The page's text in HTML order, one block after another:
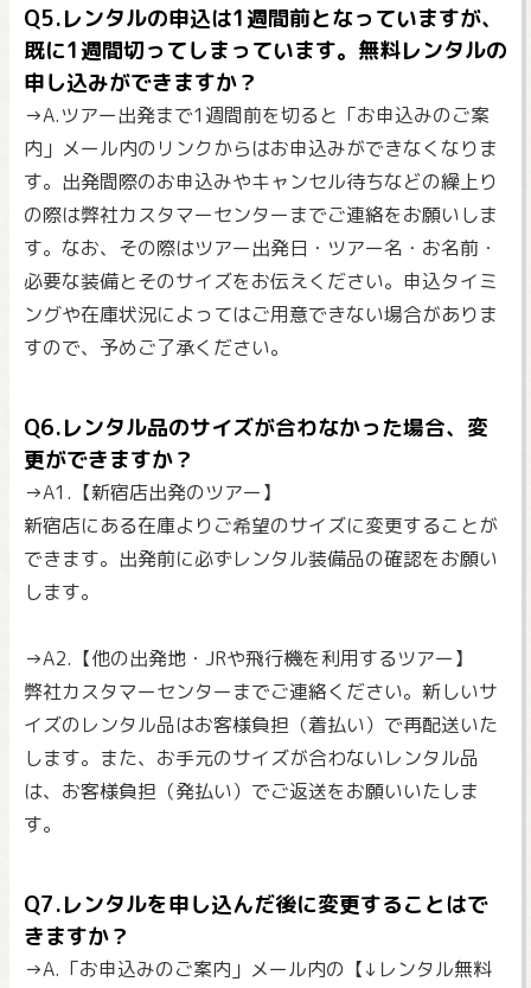
Q5.レンタルの申込は1週間前となっていますが、
既に1週間切ってしまっています。無料レンタルの
申し込みができますか？
→A.ツアー出発まで1週間前を切ると「お申込みのご案
内」メール内のリンクからはお申込みができなくなりま
す。出発間際のお申込みやキャンセル待ちなどの繰上り
の際は弊社カスタマーセンターまでご連絡をお願いしま
す。なお、その際はツアー出発日・ツアー名・お名前・
必要な装備とそのサイズをお伝えください。申込タイミ
ングや在庫状況によってはご用意できない場合がありま
すので、予めご了承ください。
Q6.レンタル品のサイズが合わなかった場合、変
更ができますか？
→A1.【新宿店出発のツアー】
新宿店にある在庫よりご希望のサイズに変更することが
できます。出発前に必ずレンタル装備品の確認をお願い
します。
→A2.【他の出発地・JRや飛行機を利用するツアー】
弊社カスタマーセンターまでご連絡ください。新しいサ
イズのレンタル品はお客様負担（着払い）で再配送いた
します。また、お手元のサイズが合わないレンタル品
は、お客様負担（発払い）でご返送をお願いいたしま
す。
Q7.レンタルを申し込んだ後に変更することはで
きますか？
→A.「お申込みのご案内」メール内の【↓レンタル無料